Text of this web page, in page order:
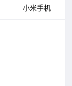
小米手机